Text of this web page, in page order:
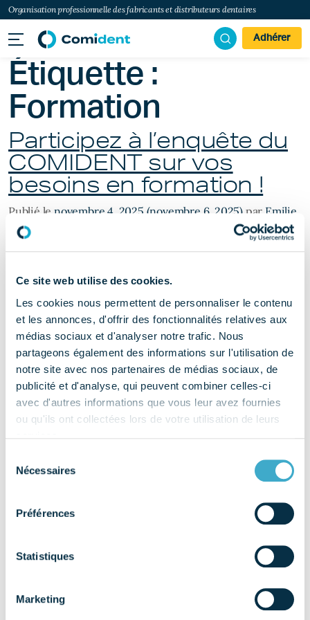
Ce site web utilise des cookies.
Les cookies nous permettent de personnaliser le contenu
et les annonces, d'offrir des fonctionnalités relatives aux
médias sociaux et d'analyser notre trafic. Nous
partageons également des informations sur l'utilisation de
notre site avec nos partenaires de médias sociaux, de
publicité et d'analyse, qui peuvent combiner celles-ci
avec d'autres informations que vous leur avez fournies
ou qu'ils ont collectées lors de votre utilisation de leurs
Nécessaires
Préférences
Statistiques
Marketing
Organisation professionnelle des fabricants et distributeurs dentaires
Adhérer
Étiquette :
Formation
Participez à l’enquête du
COMIDENT sur vos
besoins en formation !
Publié le novembre 4, 2025 (novembre 6, 2025) par Emilie
Labro
formation, spécialement conçue pour accompagner les
équipes. Cette offre sera disponible dès le début de